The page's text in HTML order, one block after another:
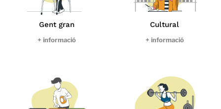
Gent gran
+ informació
Cultural
+ informació